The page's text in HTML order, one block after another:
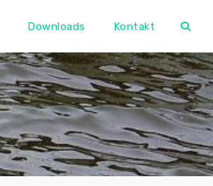
Downloads Kontakt